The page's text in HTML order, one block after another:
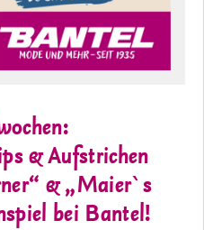
& Aufstrichen
& „Maier`s
bei Bantel!